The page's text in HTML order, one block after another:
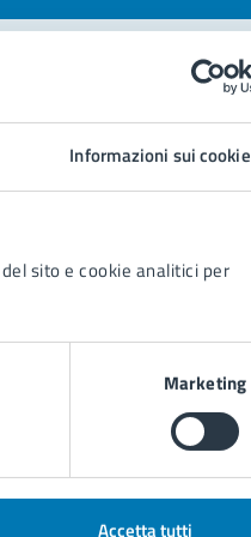
Informazioni sui cookie
sito e cookie analitici per
Marketing
Accetta tutti